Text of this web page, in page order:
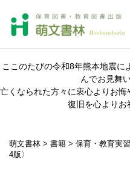
ここのたびの令和8年熊本地震
んでお見舞
亡くなられた方々に衷心よりお
復旧を心よりお
萌文書林 > 書籍 > 保育・教育実習
4版〉